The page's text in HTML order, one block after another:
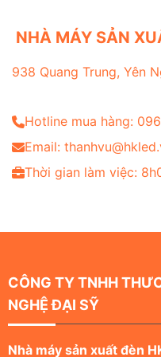
NHÀ MÁY SẢN
938 Quang Trung, Yên
Hotline mua hàng:
Email:
Thời gian làm việc:
CÔNG TY TNHH
NGHỆ ĐẠI SỸ
Nhà máy sản xuất đèn